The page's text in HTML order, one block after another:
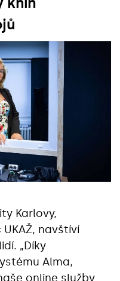
Karlovy,
navštíví
„Díky
Alma,
online služby